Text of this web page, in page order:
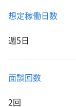
想定稼働日数
週5日
面談回数
2回